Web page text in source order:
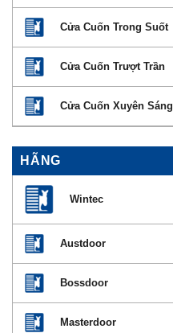
Cửa Cuốn Trong Suốt
Cửa Cuốn Trượt Trần
Cửa Cuốn Xuyên Sáng
HÃNG
Wintec
Austdoor
Bossdoor
Masterdoor